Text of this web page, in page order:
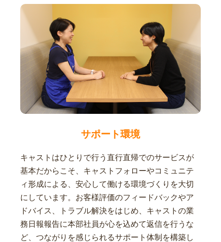
サポート環境
キャストはひとりで行う直行直帰でのサービスが
基本だからこそ、キャストフォローやコミュニテ
ィ形成による、安心して働ける環境づくりを大切
にしています。お客様評価のフィードバックやア
ドバイス、トラブル解決をはじめ、キャストの業
務日報報告に本部社員が心を込めて返信を行うな
ど、つながりを感じられるサポート体制を構築し